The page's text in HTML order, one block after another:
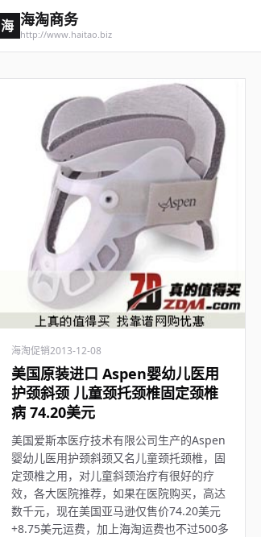
海 海淘商务
http://www.haitao.biz
海淘促销2013-12-08
美国原装进口 Aspen婴幼儿医用
护颈斜颈 儿童颈托颈椎固定颈椎
病 74.20美元
美国爱斯本医疗技术有限公司生产的Aspen
婴幼儿医用护颈斜颈又名儿童颈托颈椎，固
定颈椎之用，对儿童斜颈治疗有很好的疗
效，各大医院推荐，如果在医院购买，高达
数千元，现在美国亚马逊仅售价74.20美元
+8.75美元运费，加上海淘运费也不过500多